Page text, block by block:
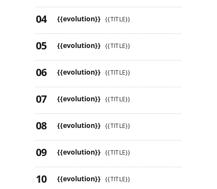
{{evolution}} {{TITLE}}
{{evolution}} {{TITLE}}
{{evolution}} {{TITLE}}
{{evolution}} {{TITLE}}
{{evolution}} {{TITLE}}
{{evolution}} {{TITLE}}
{{evolution}} {{TITLE}}